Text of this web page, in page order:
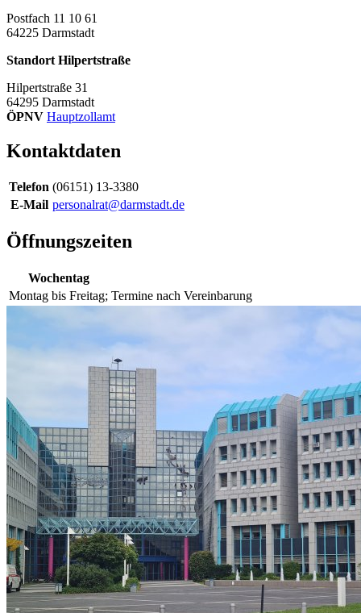
Postfach 11 10 61
64225 Darmstadt
Standort Hilpertstraße
Hilpertstraße 31
64295 Darmstadt
ÖPNV Hauptzollamt
Kontaktdaten
Telefon (06151) 13-3380
E-Mail personalrat@darmstadt.de
Öffnungszeiten
Wochentag
Montag bis Freitag; Termine nach Vereinbarung